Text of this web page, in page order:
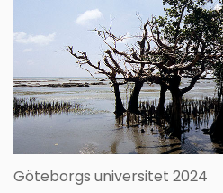
Göteborgs universitet 2024